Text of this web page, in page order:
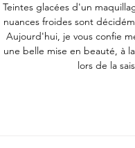
Teintes glacées d'un
nuances froides sont
Aujourd'hui, je vous confie
une belle mise en beauté, à
lors de la